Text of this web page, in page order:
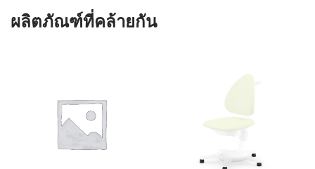
ผลิตภัณฑ์ที่คล้ายกัน